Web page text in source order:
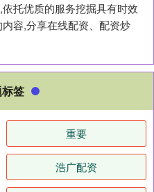
托优质的服务挖掘具有时效
容,分享在线配资、配资炒
签
重要
浩广配资